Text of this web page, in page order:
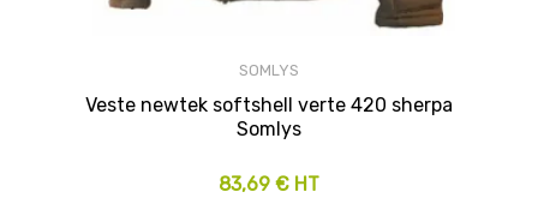
SOMLYS
Veste newtek softshell verte 420 sherpa
Somlys
83,69 € HT